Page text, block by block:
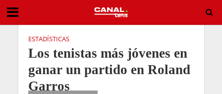
ESTADÍSTICAS
Los tenistas más jóvenes en
ganar un partido en Roland
Garros